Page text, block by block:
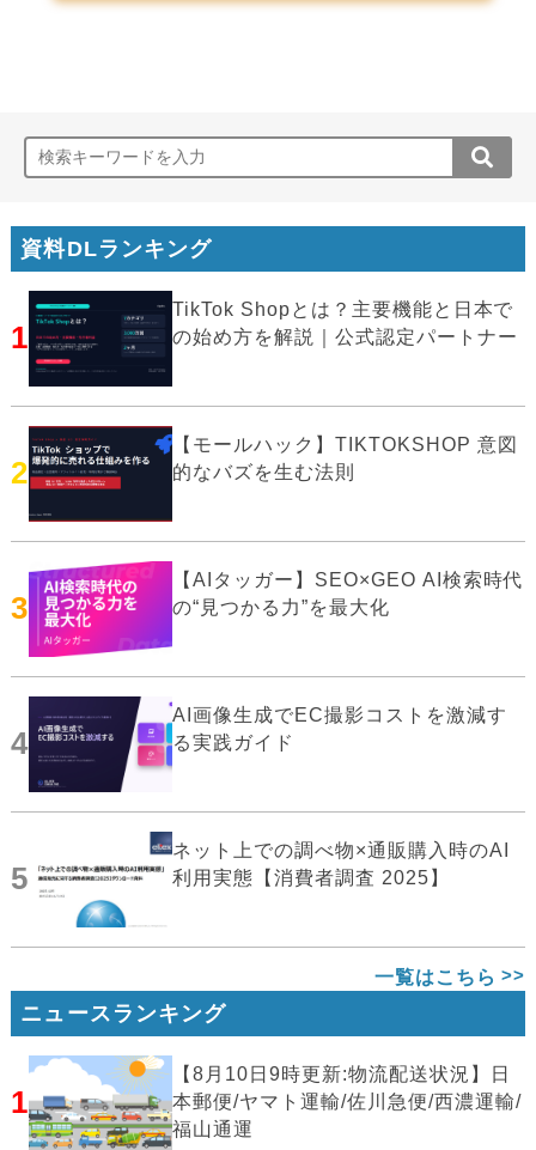
資料DLランキング
1
TikTok Shopとは？主要機能と日本で
の始め方を解説｜公式認定パートナー
2
【モールハック】TIKTOKSHOP 意図
的なバズを生む法則
3
【AIタッガー】SEO×GEO AI検索時代
の“見つかる力”を最大化
4
AI画像生成でEC撮影コストを激減す
る実践ガイド
5
ネット上での調べ物×通販購入時のAI
利用実態【消費者調査 2025】
一覧はこちら
ニュースランキング
1
【8月10日9時更新:物流配送状況】日
本郵便/ヤマト運輸/佐川急便/西濃運輸/
福山通運